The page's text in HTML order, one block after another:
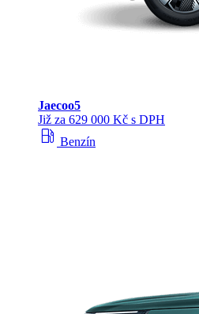
Jaecoo5
Již za 629 000 Kč s DPH
local_gas_station Benzín